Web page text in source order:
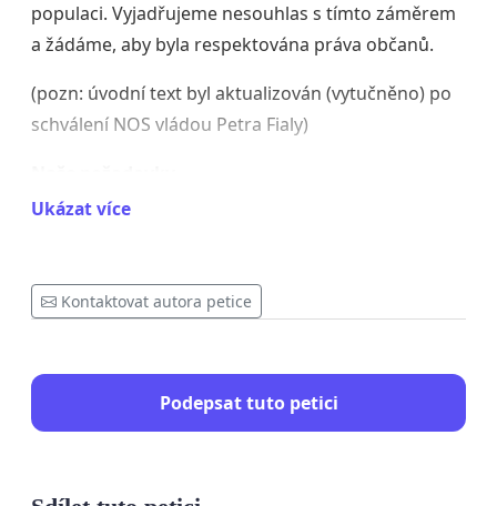
populaci. Vyjadřujeme nesouhlas s tímto záměrem
a žádáme, aby byla respektována práva občanů.
(pozn: úvodní text byl aktualizován (vytučněno) po
schválení NOS vládou Petra Fialy)
Transparentní veřejná debata:
aktivním zapojením veřejnosti, jíž se přímo dotkne.
Požadujeme, aby byly všechny záměry strategie
před jejím přijetím.
Zákaz diskriminace pojištěnců na základě
Ukázat více
Kontaktovat autora petice
Podepsat tuto petici